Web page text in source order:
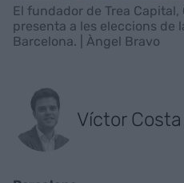
El fundador de Trea Capital,
presenta a les eleccions de
Barcelona. | Àngel Bravo
Víctor Costa